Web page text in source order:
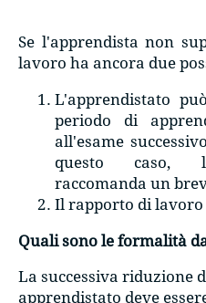
Se l'apprendista non
lavoro ha ancora due
L'apprendistato
periodo di
all'esame
questo caso,
raccomanda un
Il rapporto di lavoro
Quali sono le formalità
La successiva riduzione
apprendistato deve